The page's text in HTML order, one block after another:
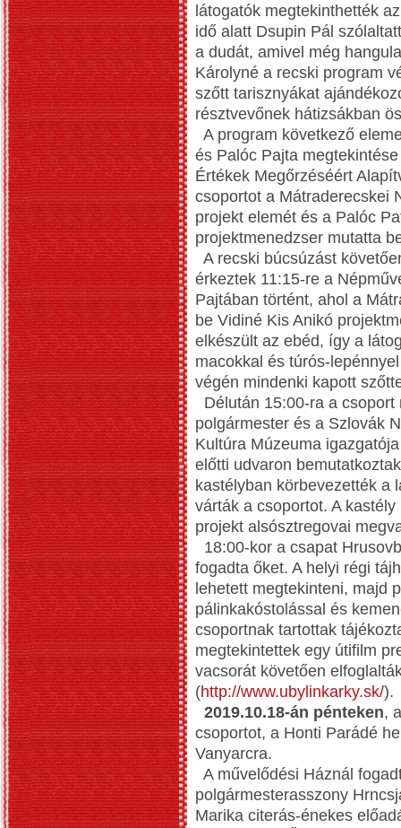
látogatók megtekinthették
idő alatt Dsupin Pál
a dudát, amivel még
Károlyné a recski program
szőtt tarisznyákat
résztvevőnek hátizsákban
A program következő
és Palóc Pajta
Értékek Megőrzéséért
csoportot a Mátraderecskei
projekt elemét és a Palóc
projektmenedzser mutatta
A recski búcsúzást
érkeztek 11:15-re a
Pajtában történt, ahol a
be Vidiné Kis Anikó
elkészült az ebéd, így a
macokkal és túrós-
végén mindenki kapott
Délután 15:00-ra a
polgármester és a Szlovák
Kultúra Múzeuma
előtti udvaron
kastélyban körbevezették a
várták a csoportot. A
projekt alsósztregovai
18:00-kor a csapat
fogadta őket. A helyi régi
lehetett megtekinteni, majd
pálinkakóstolással és
csoportnak tartottak
megtekintettek egy útifilm
vacsorát követően
(http://www.ubylinkarky.sk/).
2019.10.18-án pénteken,
csoportot, a Honti Parádé
Vanyarcra.
A művelődési Háznál
polgármesterasszony
Marika citerás-énekes